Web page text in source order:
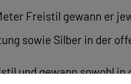
Freistil gewann er
sowie Silber in der
und gewann sowohl